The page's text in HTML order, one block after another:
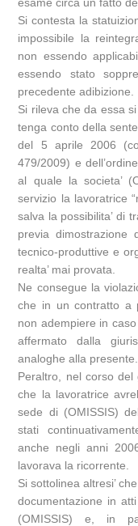
Si contesta la
impossibile la
non essendo
essendo stato
precedente adibizione.
Si rileva che da essa
tenga conto della
del 5 aprile 2006
479/2009) e
al quale la societa’
servizio la lavoratrice
salva la possibilita’ di
previa dimostrazione
tecnico-produttive e
realta’ mai provata.
Ne consegue la
che in un contratto a
non adempiere in
affermato dalla
analoghe alla presente.
Peraltro, nel corso del
che la lavoratrice
sede di (OMISSIS)
stati
anche negli anni
lavorava la ricorrente.
Si sottolinea altresi’
documentazione in
(OMISSIS) e, in